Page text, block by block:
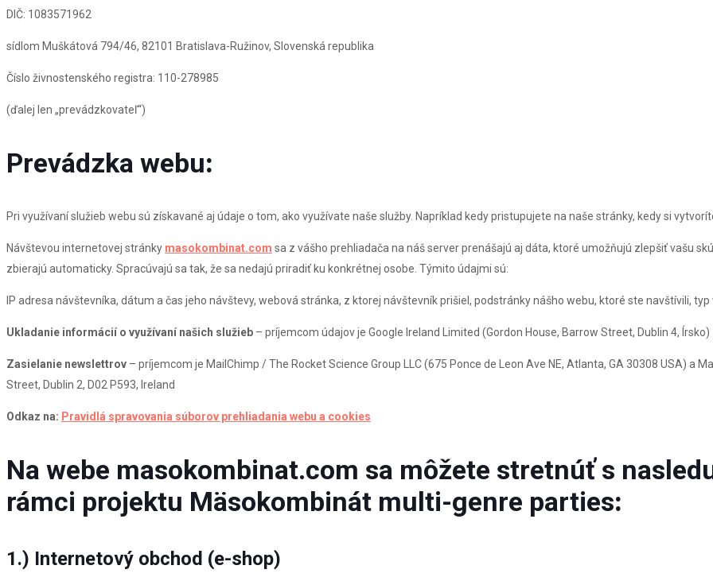
DIČ: 1083571962
sídlom Muškátová 794/46, 82101 Bratislava-Ružinov, Slovenská republika
Číslo živnostenského registra: 110-278985
(ďalej len „prevádzkovateľ“)
Prevádzka webu:
Pri využívaní služieb webu sú získavané aj údaje o tom, ako využívate naše služby. Napríklad kedy pristupujete na naše stránky, kedy si
Návštevou internetovej stránky masokombinat.com sa z vášho prehliadača na náš server prenášajú aj dáta, ktoré umožňujú zlepšiť vašu
zbierajú automaticky. Spracúvajú sa tak, že sa nedajú priradiť ku konkrétnej osobe. Týmito údajmi sú:
IP adresa návštevníka, dátum a čas jeho návštevy, webová stránka, z ktorej návštevník prišiel, podstránky nášho webu, ktoré ste navštívili,
Ukladanie informácií o využívaní našich služieb – príjemcom údajov je Google Ireland Limited (Gordon House, Barrow Street, Dublin 4, Írsko)
Zasielanie newslettrov – príjemcom je MailChimp / The Rocket Science Group LLC (675 Ponce de Leon Ave NE, Atlanta, GA 30308 USA) a
Street, Dublin 2, D02 P593, Ireland
Odkaz na: Pravidlá spravovania súborov prehliadania webu a cookies
Na webe masokombinat.com sa môžete stretnúť s
rámci projektu Mäsokombinát multi-genre parties:
1.) Internetový obchod (e-shop)